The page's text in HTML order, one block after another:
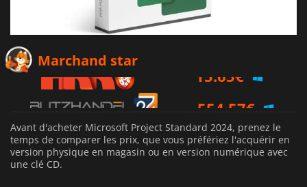
Marchand star
Avant d'acheter Microsoft Project Standard 2024, prenez le
temps de comparer les prix, que vous préfériez l'acquérir en
version physique en magasin ou en version numérique avec
une clé CD.